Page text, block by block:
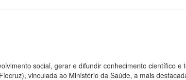
social, gerar e difundir conhecimento científico
vinculada ao Ministério da Saúde, a mais